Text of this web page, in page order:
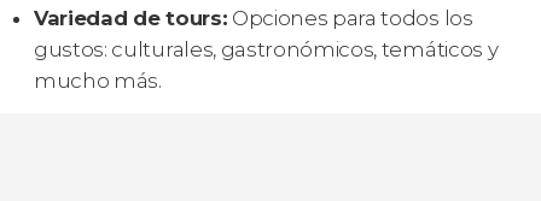
Variedad de tours: Opciones para todos los
gustos: culturales, gastronómicos, temáticos y
mucho más.